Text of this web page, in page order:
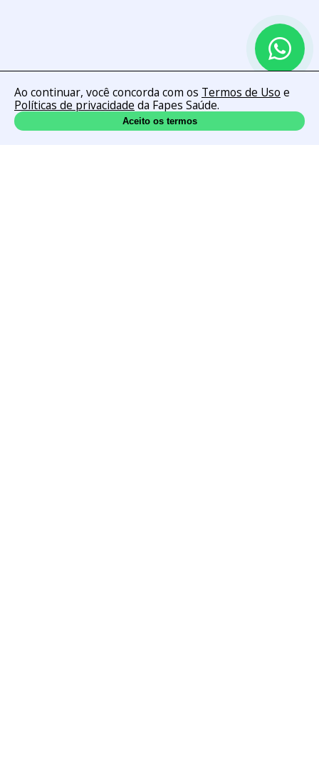
Ao continuar, você concorda com os Termos de Uso e
Políticas de privacidade da Fapes Saúde.
Aceito os termos